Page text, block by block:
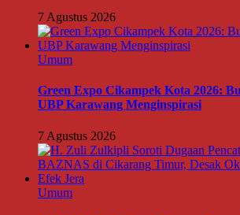
7 Agustus 2026
Umum
Green Expo Cikampek Kota 2026:
UBP Karawang Menginspirasi
7 Agustus 2026
Umum